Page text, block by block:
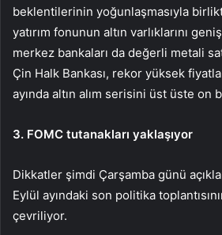
beklentilerinin yoğunlaşmasıyla
yatırım fonunun altın varlıklarını
merkez bankaları da değerli metali
Çin Halk Bankası, rekor yüksek
ayında altın alım serisini üst üste on
3. FOMC tutanakları yaklaşıyor
Dikkatler şimdi Çarşamba günü
Eylül ayındaki son politika
çevriliyor.